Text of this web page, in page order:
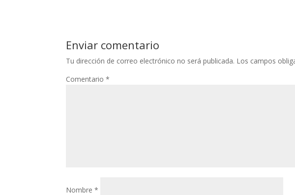
Enviar comentario
Tu dirección de correo electrónico no será publicada. Los campos
Comentario*
Nombre*